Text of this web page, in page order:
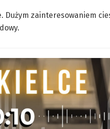
zainteresowaniem